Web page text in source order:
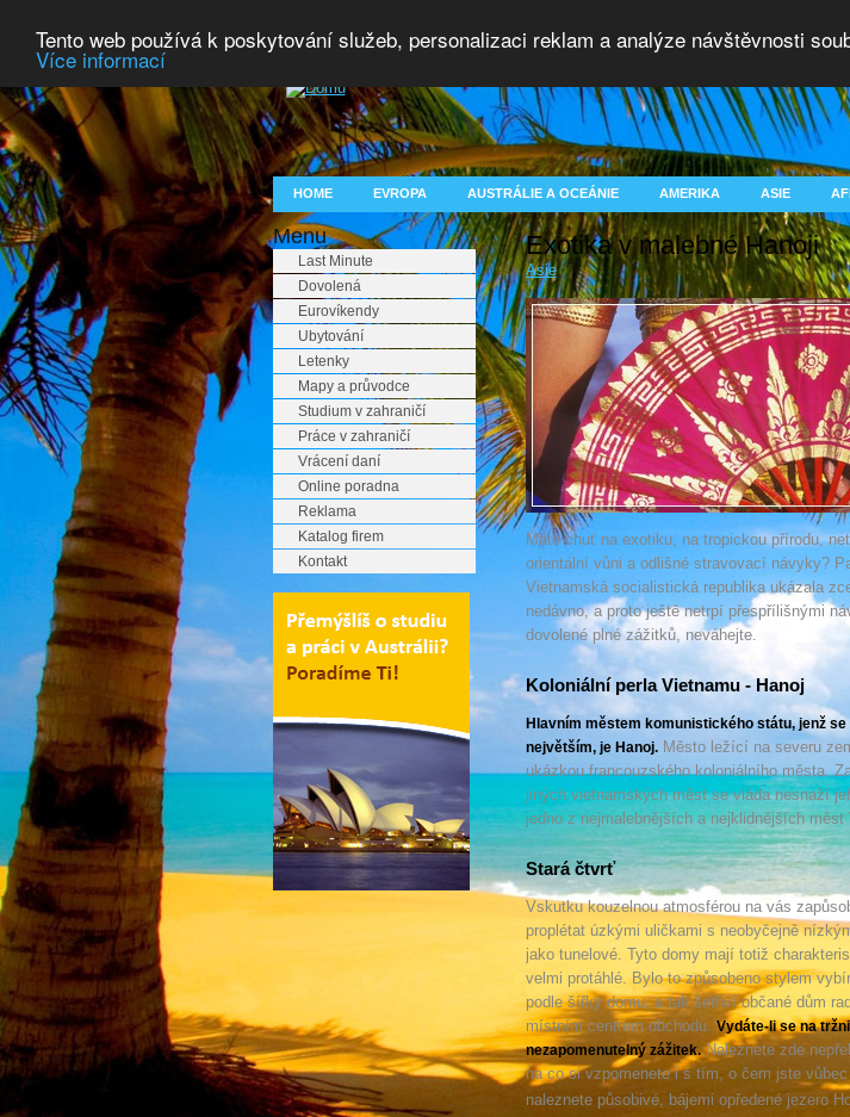
Tento web používá k poskytování služeb, personalizaci reklam a analýze návštěvnosti
Více informací
HOME EVROPA AUSTRÁLIE A OCEÁNIE AMERIKA ASIE
Menu
Last Minute
Dovolená
Eurovíkendy
Ubytování
Letenky
Mapy a průvodce
Studium v zahraničí
Práce v zahraničí
Vrácení daní
Online poradna
Reklama
Katalog firem
Kontakt
Exotika v malebné Hanoji
Asie
Máte chuť na exotiku, na tropickou přírodu,
orientální vůni a odlišné stravovací návyky?
Vietnamská socialistická republika ukázala
nedávno, a proto ještě netrpí přespřílišnými
dovolené plné zážitků, neváhejte.
Koloniální perla Vietnamu - Hanoj
Hlavním městem komunistického státu, jenž
největším, je Hanoj.Město ležící na severu
ukázkou francouzského koloniálního města.
jiných vietnamských měst se vláda nesnaží
jedno z nejmalebnějších a nejklidnějších měst
Stará čtvrť
Vskutku kouzelnou atmosférou na vás
proplétat úzkými uličkami s neobyčejně
jako tunelové. Tyto domy mají totiž
velmi protáhlé. Bylo to způsobeno stylem
podle šířky domu, a tak šetřiví občané dům
místním centrem obchodu.Vydáte-li se na
nezapomenutelný zážitek.Naleznete zde
na co si vzpomenete i s tím, o čem jste
naleznete působivé, bájemi opředené jezero